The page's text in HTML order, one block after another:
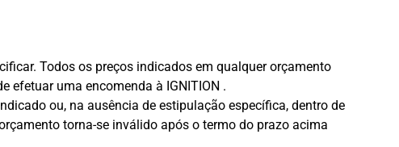
Todos os preços indicados em qualquer orçamento
efetuar uma encomenda à IGNITION .
ou, na ausência de estipulação específica, dentro de
torna-se inválido após o termo do prazo acima